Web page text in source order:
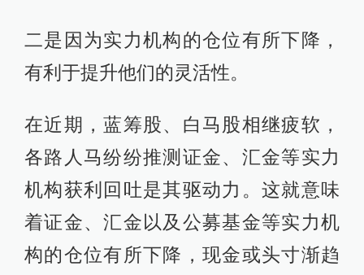
二是因为实力机构的仓位有所下降，
有利于提升他们的灵活性。
在近期，蓝筹股、白马股相继疲软，
各路人马纷纷推测证金、汇金等实力
机构获利回吐是其驱动力。这就意味
着证金、汇金以及公募基金等实力机
构的仓位有所下降，现金或头寸渐趋